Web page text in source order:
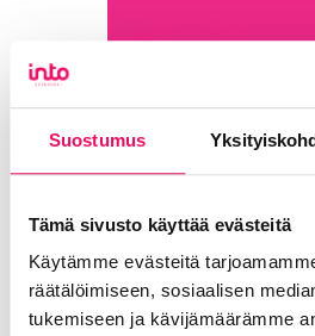
Suostumus
Tämä sivusto käyttää evästeitä
Käytämme evästeitä
räätälöimiseen, sosiaalisen
tukemiseen ja kävijämäärämme